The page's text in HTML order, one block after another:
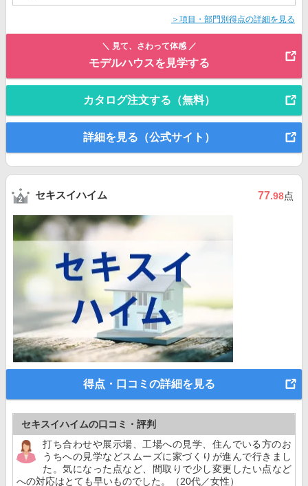
＞項目・部門別得点の詳細を見る
＼ 見て、さわって体感 ／
モデルハウスを見学する
カタログ注文する（無料）
詳細を見る（公式サイト）
セキスイハイム 77.98点
得点・口コミの詳細を見る
セキスイハイムの口コミ・評判
打ち合わせや展示場、工場への見学、住んでいる方のお
うちへの見学などスムーズに家づくりが進んで行きまし
た。気になった点など、間取りで少し変更したい点など
への対応はとても早いものでした。（20代／女性）